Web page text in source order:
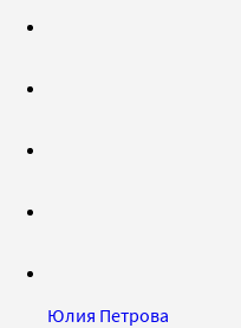
Юлия Петрова